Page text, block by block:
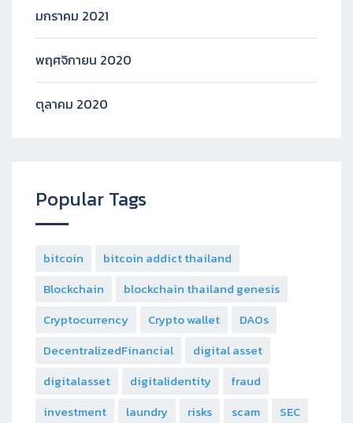
มกราคม 2021
พฤศจิกายน 2020
ตุลาคม 2020
Popular Tags
bitcoin
bitcoin addict thailand
Blockchain
blockchain thailand genesis
Cryptocurrency
Crypto wallet
DAOs
DecentralizedFinancial
digital asset
digitalasset
digitalidentity
fraud
investment
laundry risks scam
SEC